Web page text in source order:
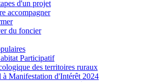
d'un projet
accompagner
du foncier
Participatif
des territoires ruraux
à Manifestation d'Intérêt 2024